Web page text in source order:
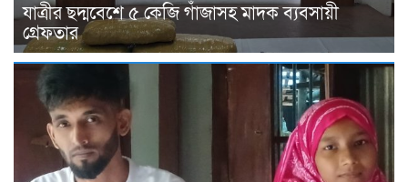
যাত্রীর ছদ্মবেশে ৫ কেজি গাঁজাসহ মাদক ব্যবসায়ী
গ্রেফতার